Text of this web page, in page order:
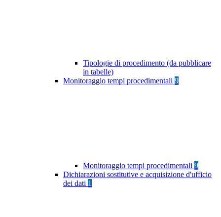
Tipologie di procedimento (da pubblicare
in tabelle)
Monitoraggio tempi procedimentali 9
Monitoraggio tempi procedimentali 9
Dichiarazioni sostitutive e acquisizione d'ufficio
dei dati 1